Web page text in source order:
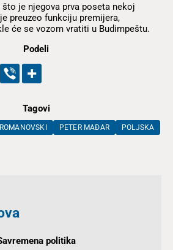
je njegova prva poseta nekoj
preuzeo funkciju premijera,
će se vozom vratiti u Budimpeštu.
Podeli
Tagovi
PETER MAĐAR POLJSKA
politika